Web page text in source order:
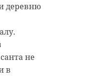
деревню
не
в